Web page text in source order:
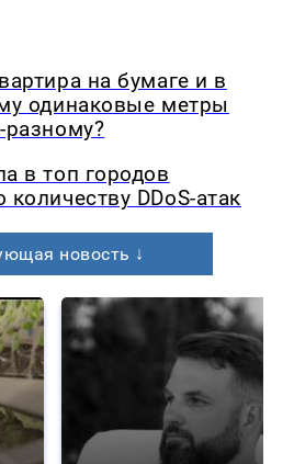
на бумаге и в
одинаковые метры
в топ городов
DDoS-атак
новость ↓